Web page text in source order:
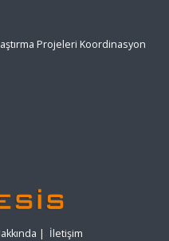
Projeleri Koordinasyon
| İletişim